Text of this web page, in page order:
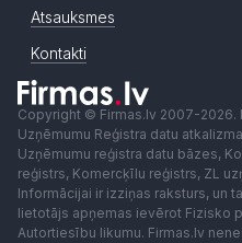
Atsauksmes
Kontakti
Copyright © Firmas.lv 2007-2026.
Uzņēmumu Reģistra datu
Uzņēmumu reģistra datu bāzes,
reģistrs, Komercķīlu reģistrs, ZL
Informācijai ir izziņas raksturs, un
lietotājs apņemas ievērot Fizisko
Autortiesību likumu. Firmas.lv